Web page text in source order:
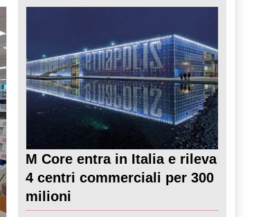
M Core entra in Italia e rileva
4 centri commerciali per 300
milioni